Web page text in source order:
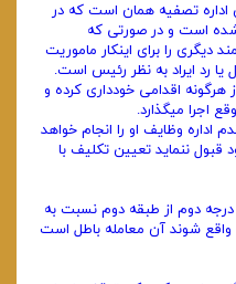
اداره تصفیه همان است که در
است و در صورتی که
دیگری را برای اینکار ماموریت
یا رد ایراد به نظر رئیس ‌است.
هرگونه اقدامی خودداری کرده و
اجرا میگذارد.
وظایف او را انجام خواهد
قبول ننماید تعیین تکلیف با‌
درجه دوم از طبقه دوم نسبت به
شوند آن معامله ‌باطل است